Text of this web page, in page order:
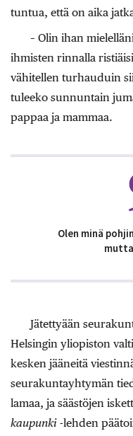
tuntua, että on aika
– Olin ihan
ihmisten rinnalla
vähitellen turhauduin
tuleeko sunnuntain
pappaa ja mammaa.
Olen minä
Jätettyään
Helsingin yliopiston
kesken jääneitä
seurakuntayhtymän
lamaa, ja säästöjen
kaupunki -lehden